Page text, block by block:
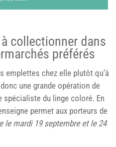
collectionner dans
préférés
emplettes chez elle plutôt qu’à
une grande opération de
spécialiste du linge coloré. En
permet aux porteurs de
le mardi 19 septembre et le 24